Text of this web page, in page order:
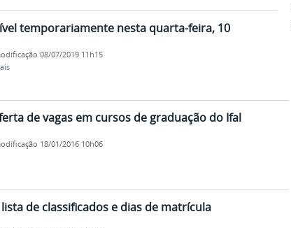
temporariamente nesta quarta-feira, 10
08/07/2019 11h15
de vagas em cursos de graduação do Ifal
18/01/2016 10h06
de classificados e dias de matrícula